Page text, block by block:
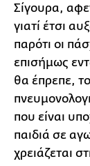
Σίγουρα,
γιατί έτσι
παρότι οι
επισήμως
θα έπρεπε,
που είναι
παιδιά σε
χρειάζεται